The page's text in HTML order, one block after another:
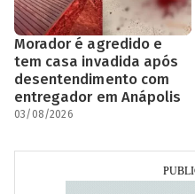
Morador é agredido e
tem casa invadida após
desentendimento com
entregador em Anápolis
03/08/2026